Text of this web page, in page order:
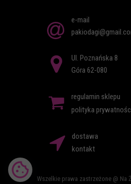
Wszelkie prawa zastrzeżone @ Na
kontakt
dostawa
Ul. Poznańska 8
Góra 62-080
e-mail
polityka
regulamin sklepu